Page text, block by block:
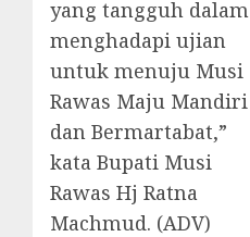
yang tangguh dalam
menghadapi ujian
untuk menuju Musi
Rawas Maju Mandiri
dan Bermartabat,”
kata Bupati Musi
Rawas Hj Ratna
Machmud. (ADV)